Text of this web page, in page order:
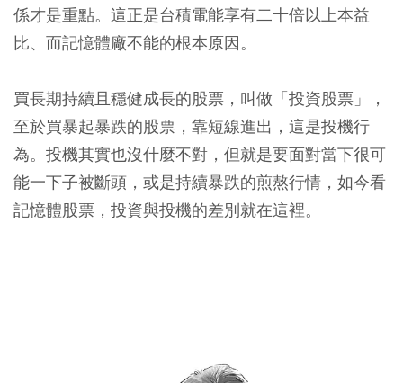
係才是重點。這正是台積電能享有二十倍以上本益
比、而記憶體廠不能的根本原因。
買長期持續且穩健成長的股票，叫做「投資股票」，
至於買暴起暴跌的股票，靠短線進出，這是投機行
為。投機其實也沒什麼不對，但就是要面對當下很可
能一下子被斷頭，或是持續暴跌的煎熬行情，如今看
記憶體股票，投資與投機的差別就在這裡。